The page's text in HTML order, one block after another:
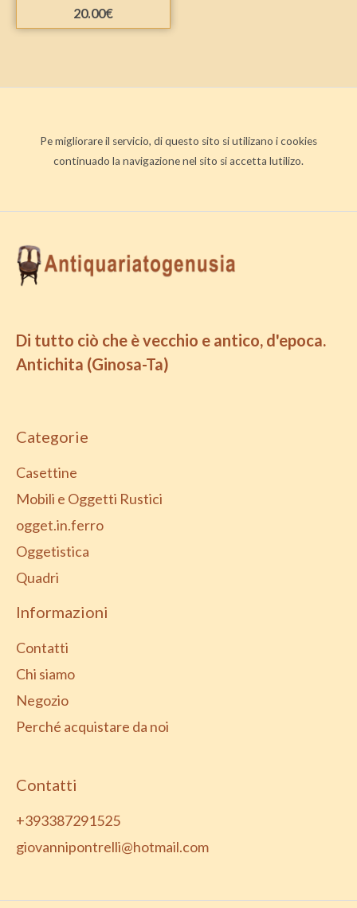
20.00€
Pe migliorare il servicio, di questo sito si utilizano i cookies
continuado la navigazione nel sito si accetta lutilizo.
Di tutto ciò che è vecchio e antico, d'epoca.
Antichita (Ginosa-Ta)
Categorie
Casettine
Mobili e Oggetti Rustici
ogget.in.ferro
Oggetistica
Quadri
Informazioni
Contatti
Chi siamo
Negozio
Perché acquistare da noi
Contatti
+393387291525
giovannipontrelli@hotmail.com